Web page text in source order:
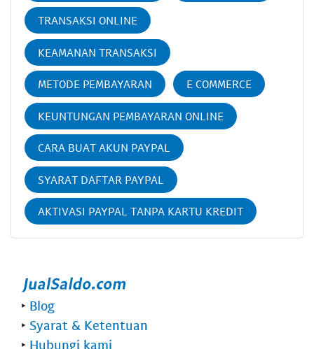
TRANSAKSI ONLINE
KEAMANAN TRANSAKSI
METODE PEMBAYARAN E COMMERCE
KEUNTUNGAN PEMBAYARAN ONLINE
CARA BUAT AKUN PAYPAL
SYARAT DAFTAR PAYPAL
AKTIVASI PAYPAL TANPA KARTU KREDIT
‣ Blog
‣ Syarat & Ketentuan
‣ Hubungi kami